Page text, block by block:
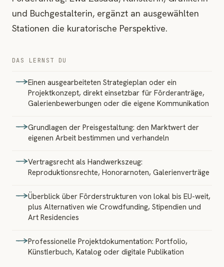
und Buchgestalterin, ergänzt an ausgewählten
Stationen die kuratorische Perspektive.
DAS LERNST DU
Einen ausgearbeiteten Strategieplan oder ein
Projektkonzept, direkt einsetzbar für Förderanträge,
Galerienbewerbungen oder die eigene Kommunikation
Grundlagen der Preisgestaltung: den Marktwert der
eigenen Arbeit bestimmen und verhandeln
Vertragsrecht als Handwerkszeug:
Reproduktionsrechte, Honorarnoten, Galerienverträge
Überblick über Förderstrukturen von lokal bis EU-weit,
plus Alternativen wie Crowdfunding, Stipendien und
Art Residencies
Professionelle Projektdokumentation: Portfolio,
Künstlerbuch, Katalog oder digitale Publikation